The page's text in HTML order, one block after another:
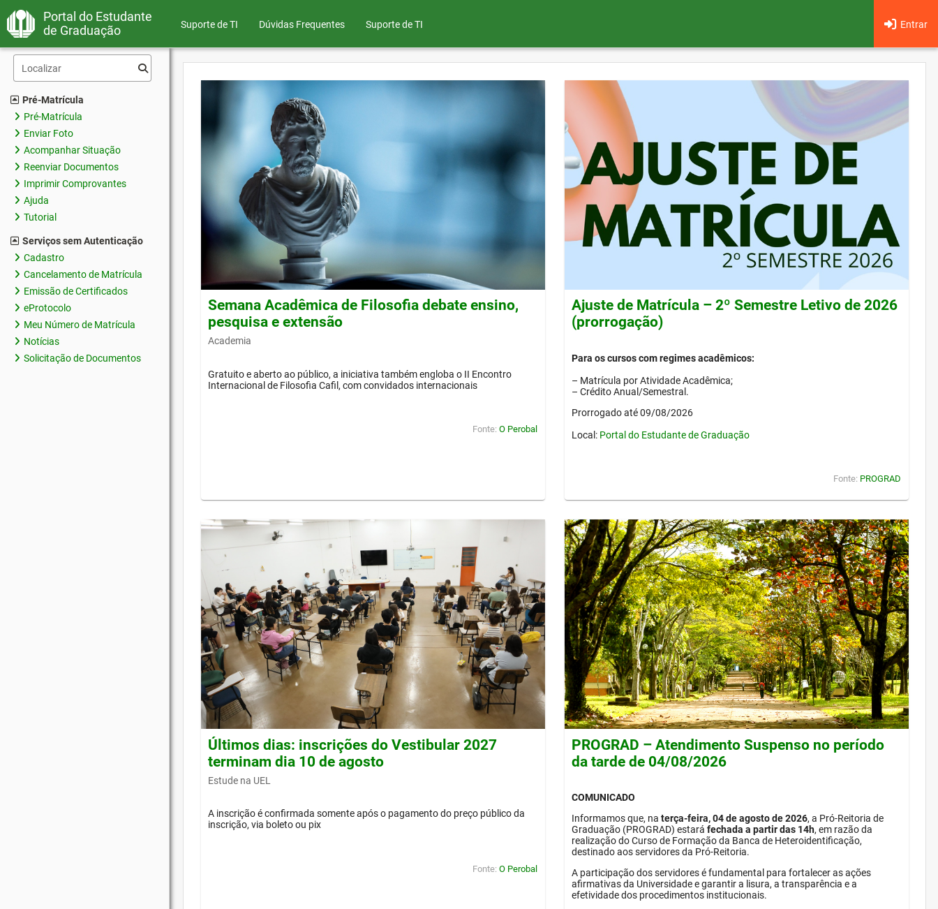
Portal do Estudante
de Graduação
Suporte de TI Dúvidas Frequentes Entrar
Suporte de TI
Pré-Matrícula
Pré-Matrícula
Enviar Foto
Acompanhar Situação
Reenviar Documentos
Imprimir Comprovantes
Ajuda
Tutorial
Serviços sem Autenticação
Cadastro
Cancelamento de Matrícula
Emissão de Certificados
eProtocolo
Meu Número de Matrícula
Notícias
Solicitação de Documentos
Semana Acadêmica de Filosofia debate ensino,
pesquisa e extensão
Academia
Gratuito e aberto ao público, a iniciativa também engloba o II Encontro
Internacional de Filosofia Cafil, com convidados internacionais
Fonte: O Perobal
Ajuste de Matrícula – 2º Semestre Letivo de 2026
(prorrogação)
Para os cursos com regimes acadêmicos:
– Matrícula por Atividade Acadêmica;
– Crédito Anual/Semestral.
Prorrogado até 09/08/2026
Local: Portal do Estudante de Graduação
Fonte: PROGRAD
Últimos dias: inscrições do Vestibular 2027
terminam dia 10 de agosto
Estude na UEL
A inscrição é confirmada somente após o pagamento do preço público da
inscrição, via boleto ou pix
Fonte: O Perobal
PROGRAD – Atendimento Suspenso no período
da tarde de 04/08/2026
COMUNICADO
Informamos que, na terça-feira, 04 de agosto de 2026, a Pró-Reitoria de
Graduação (PROGRAD) estará fechada a partir das 14h, em razão da
realização do Curso de Formação da Banca de Heteroidentificação,
destinado aos servidores da Pró-Reitoria.
A participação dos servidores é fundamental para fortalecer as ações
afirmativas da Universidade e garantir a lisura, a transparência e a
efetividade dos procedimentos institucionais.